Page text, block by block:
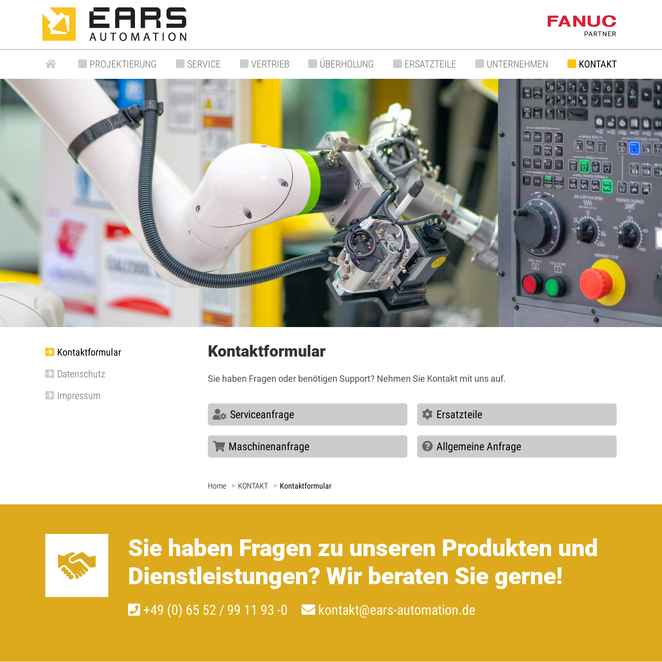
Kontaktformular
Sie haben Fragen oder benötigen Support? Nehmen Sie Kontakt mit uns auf.
Serviceanfrage Ersatzteile
Maschinenanfrage Allgemeine Anfrage
Home KONTAKT Kontaktformular
Kontaktformular
Datenschutz
Impressum
Sie haben Fragen zu unseren Produkten und
Dienstleistungen? Wir beraten Sie gerne!
+49 (0) 65 52 / 99 11 93 -0 kontakt@ears-automation.de
PROJEKTIERUNG SERVICE VERTRIEB ÜBERHOLUNG ERSATZTEILE UNTERNEHMEN KONTAKT